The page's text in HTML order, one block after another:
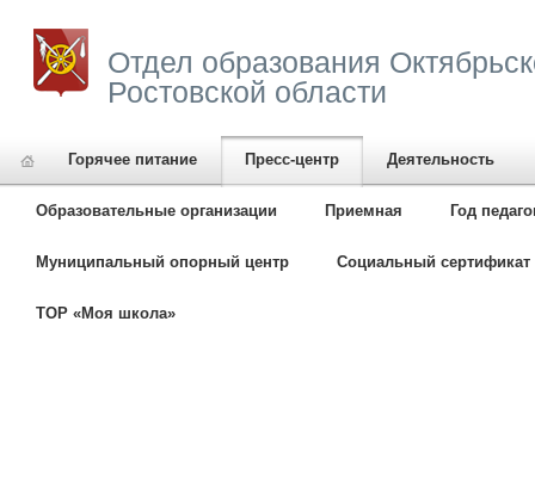
Отдел образования
Ростовской области
Горячее питание Пресс-центр Деятельность
Образовательные организации Приемная Год
Муниципальный опорный центр Социальный сертификат
ТОР «Моя школа»